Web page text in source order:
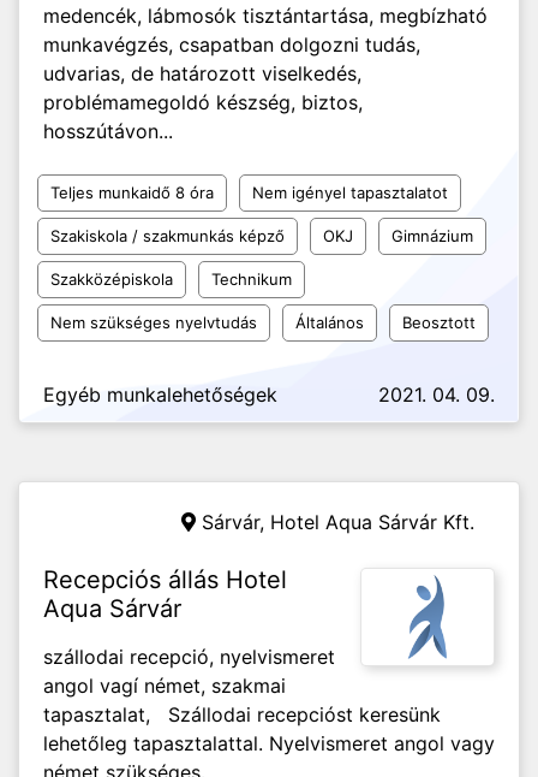
medencék, lábmosók tisztántartása, megbízható
munkavégzés, csapatban dolgozni tudás,
udvarias, de határozott viselkedés,
problémamegoldó készség, biztos,
hosszútávon...
Teljes munkaidő 8 óra Nem igényel tapasztalatot
Szakiskola / szakmunkás képző OKJ Gimnázium
Szakközépiskola Technikum
Nem szükséges nyelvtudás Általános Beosztott
Egyéb munkalehetőségek 2021. 04. 09.
Sárvár, Hotel Aqua Sárvár Kft.
Recepciós állás Hotel
Aqua Sárvár
szállodai recepció, nyelvismeret
angol vagí német, szakmai
tapasztalat, Szállodai recepcióst keresünk
lehetőleg tapasztalattal. Nyelvismeret angol vagy
német szükséges.